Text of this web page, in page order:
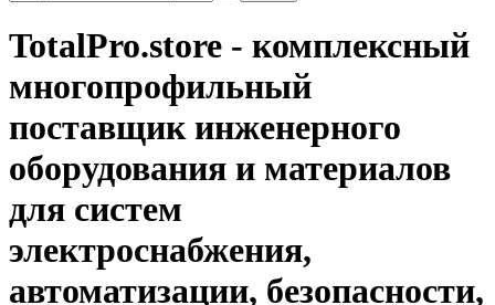
TotalPro.store - комплексный
многопрофильный
поставщик инженерного
оборудования и материалов
для систем
электроснабжения,
автоматизации, безопасности,